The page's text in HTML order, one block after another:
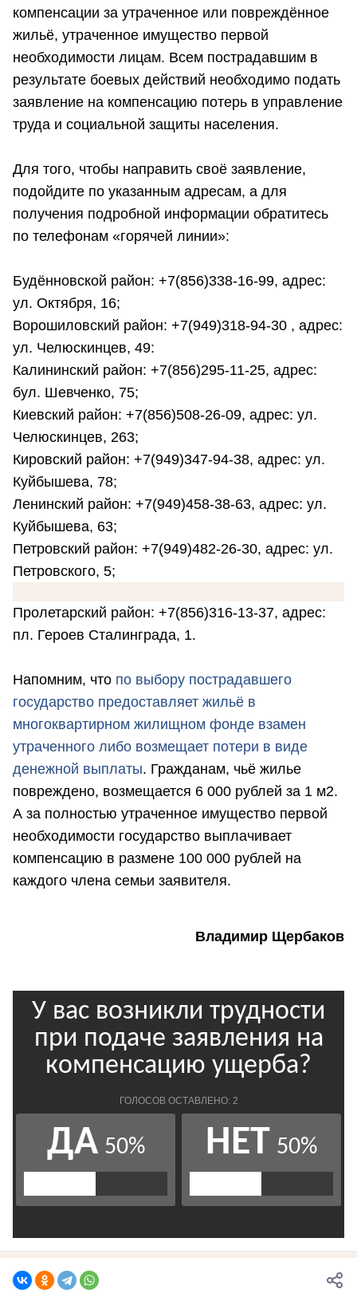
компенсации за утраченное или повреждённое
жильё, утраченное имущество первой
необходимости лицам. Всем пострадавшим в
результате боевых действий необходимо подать
заявление на компенсацию потерь в управление
труда и социальной защиты населения.
Для того, чтобы направить своё заявление,
подойдите по указанным адресам, а для
получения подробной информации обратитесь
по телефонам «горячей линии»:
Будённовской район: +7(856)338-16-99, адрес:
ул. Октября, 16;
Ворошиловский район: +7(949)318-94-30 , адрес:
ул. Челюскинцев, 49:
Калининский район: +7(856)295-11-25, адрес:
бул. Шевченко, 75;
Киевский район: +7(856)508-26-09, адрес: ул.
Челюскинцев, 263;
Кировский район: +7(949)347-94-38, адрес: ул.
Куйбышева, 78;
Ленинский район: +7(949)458-38-63, адрес: ул.
Куйбышева, 63;
Петровский район: +7(949)482-26-30, адрес: ул.
Петровского, 5;
Пролетарский район: +7(856)316-13-37, адрес:
пл. Героев Сталинграда, 1.
Напомним, что по выбору пострадавшего
государство предоставляет жильё в
многоквартирном жилищном фонде взамен
утраченного либо возмещает потери в виде
денежной выплаты. Гражданам, чьё жилье
повреждено, возмещается 6 000 рублей за 1 м2.
А за полностью утраченное имущество первой
необходимости государство выплачивает
компенсацию в размене 100 000 рублей на
каждого члена семьи заявителя.
Владимир Щербаков